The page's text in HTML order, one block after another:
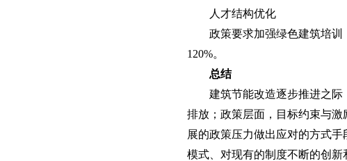
人才结构优化
政策要求加强绿色建筑培训
120%。
总结
建筑节能改造逐步推进之
排放；政策层面，目标约束与激
展的政策压力做出应对的方式
模式、对现有的制度不断的创